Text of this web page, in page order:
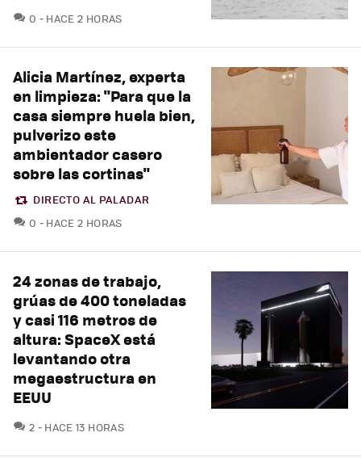
0 COMENTARIOS
HACE 2 HORAS
Alicia Martínez, experta
en limpieza: "Para que la
casa siempre huela bien,
pulverizo este
ambientador casero
sobre las cortinas"
DIRECTO AL PALADAR
0 COMENTARIOS
HACE 2 HORAS
24 zonas de trabajo,
grúas de 400 toneladas
y casi 116 metros de
altura: SpaceX está
levantando otra
megaestructura en
EEUU
2 COMENTARIOS
HACE 13 HORAS